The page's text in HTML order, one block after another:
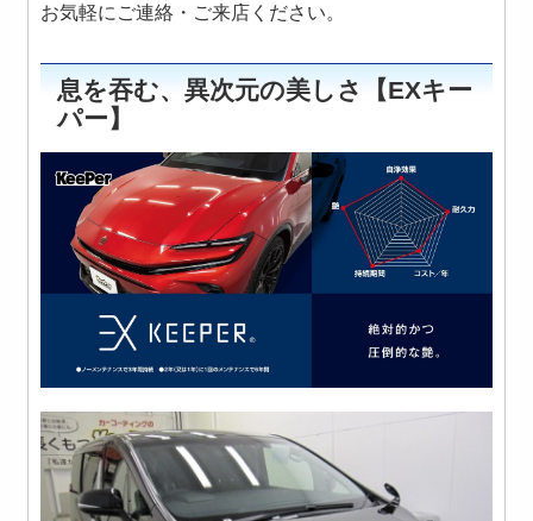
お気軽にご連絡・ご来店ください。
息を吞む、異次元の美しさ【EXキー
パー】